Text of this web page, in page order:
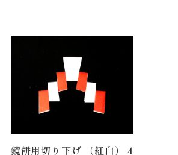
鏡餅用切り下げ （紅白） 4